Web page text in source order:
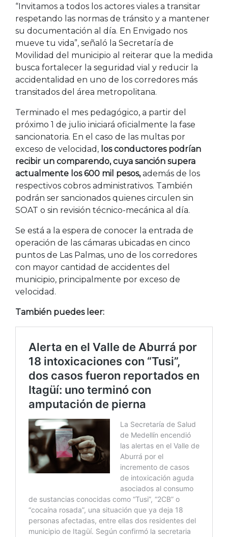
“Invitamos a todos los actores viales a transitar
respetando las normas de tránsito y a mantener
su documentación al día. En Envigado nos
mueve tu vida”, señaló la Secretaría de
Movilidad del municipio al reiterar que la medida
busca fortalecer la seguridad vial y reducir la
accidentalidad en uno de los corredores más
transitados del área metropolitana.
Terminado el mes pedagógico, a partir del
próximo 1 de julio iniciará oficialmente la fase
sancionatoria. En el caso de las multas por
exceso de velocidad, los conductores podrían
recibir un comparendo, cuya sanción supera
actualmente los 600 mil pesos,además de los
respectivos cobros administrativos. También
podrán ser sancionados quienes circulen sin
SOAT o sin revisión técnico-mecánica al día.
Se está a la espera de conocer la entrada de
operación de las cámaras ubicadas en cinco
puntos de Las Palmas, uno de los corredores
con mayor cantidad de accidentes del
municipio, principalmente por exceso de
velocidad.
También puedes leer: